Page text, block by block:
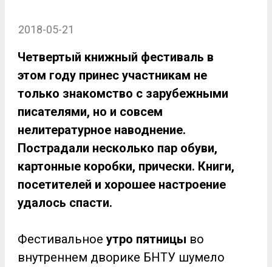
2018-05-21
Четвертый книжный фестиваль в
этом году принес участникам не
только знакомство с зарубежными
писателями, но и совсем
нелитературное наводнение.
Пострадали несколько пар обуви,
картонные коробки, прически. Книги,
посетителей и хорошее настроение
удалось спасти.
Фестивальное утро пятницы во
внутреннем дворике БНТУ шумело